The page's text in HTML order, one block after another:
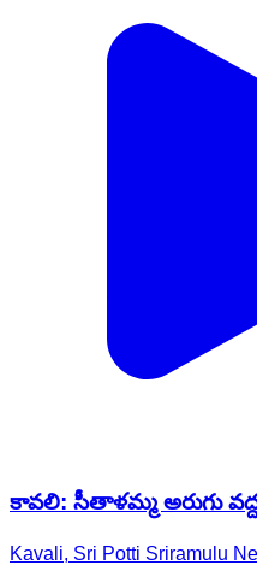
కావలి: సీతాళమ్మ అరుగు
Kavali, Sri Potti Sriramulu